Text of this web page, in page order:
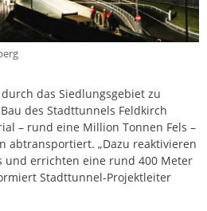
das Siedlungsgebiet zu
des Stadttunnels Feldkirch
– rund eine Million Tonnen Fels –
abtransportiert. „Dazu reaktivieren
und errichten eine rund 400 Meter
Stadttunnel-Projektleiter